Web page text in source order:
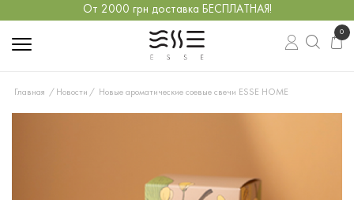
От 2000 грн доставка БЕСПЛАТНАЯ!
0
Главная Новости Новые ароматические соевые свечи ESSE HOME